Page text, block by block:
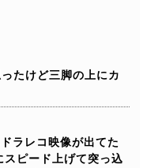
たけど三脚の上にカ
ラレコ映像が出てた
ピード上げて突っ込